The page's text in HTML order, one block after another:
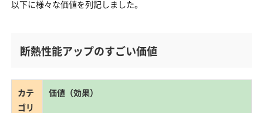
以下に様々な価値を列記しました。
断熱性能アップのすごい価値
カテ
ゴリ
価値（効果）